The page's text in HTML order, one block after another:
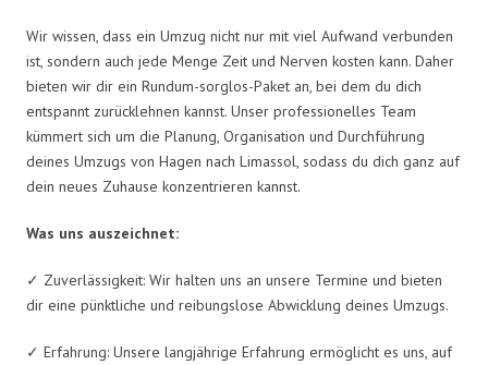
Wir wissen, dass ein Umzug nicht nur mit viel Aufwand verbunden
ist, sondern auch jede Menge Zeit und Nerven kosten kann. Daher
bieten wir dir ein Rundum-sorglos-Paket an, bei dem du dich
entspannt zurücklehnen kannst. Unser professionelles Team
kümmert sich um die Planung, Organisation und Durchführung
deines Umzugs von Hagen nach Limassol, sodass du dich ganz auf
dein neues Zuhause konzentrieren kannst.
Was uns auszeichnet:
✓ Zuverlässigkeit: Wir halten uns an unsere Termine und bieten
dir eine pünktliche und reibungslose Abwicklung deines Umzugs.
✓ Erfahrung: Unsere langjährige Erfahrung ermöglicht es uns, auf